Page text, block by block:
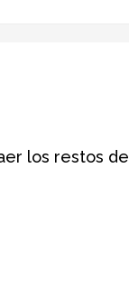
los restos de